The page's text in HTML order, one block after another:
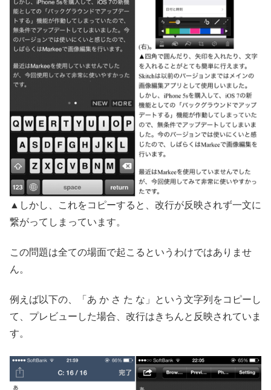
▲しかし、これをコピーすると、改行が反映されず一文に
繋がってしまっています。
この問題は全ての場面で起こるというわけではありませ
ん。
例えば以下の、「あ か さ た な」という文字列をコピーし
て、プレビューした場合、改行はきちんと反映されていま
す。